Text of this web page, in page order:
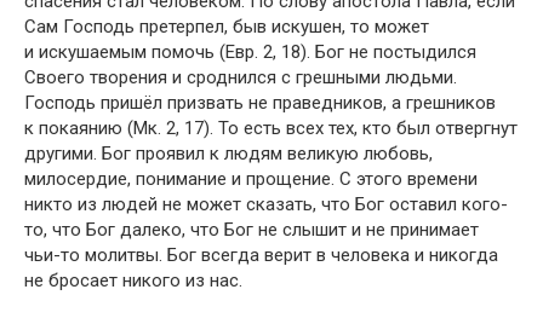
Сам Господь претерпел, быв искушен, то может
и искушаемым помочь (Евр. 2, 18). Бог не постыдился
Своего творения и сроднился с грешными людьми.
Господь пришёл призвать не праведников, а грешников
к покаянию (Мк. 2, 17). То есть всех тех, кто был отвергнут
другими. Бог проявил к людям великую любовь,
милосердие, понимание и прощение. С этого времени
никто из людей не может сказать, что Бог оставил кого-
то, что Бог далеко, что Бог не слышит и не принимает
чьи-то молитвы. Бог всегда верит в человека и никогда
не бросает никого из нас.